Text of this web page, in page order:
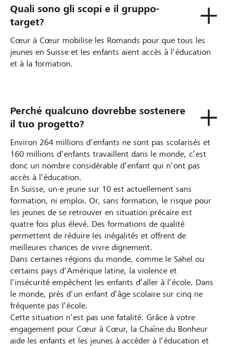
Quali sono gli scopi e il gruppo-
target?
Cœur à Cœur mobilise les Romands pour que tous les
jeunes en Suisse et les enfants aient accès à l’éducation
et à la formation.
Perché qualcuno dovrebbe sostenere
il tuo progetto?
Environ 264 millions d’enfants ne sont pas scolarisés et
160 millions d’enfants travaillent dans le monde, c’est
donc un nombre considérable d’enfant qui n’ont pas
accès à l’éducation.
En Suisse, un·e jeune sur 10 est actuellement sans
formation, ni emploi. Or, sans formation, le risque pour
les jeunes de se retrouver en situation précaire est
quatre fois plus élevé. Des formations de qualité
permettent de réduire les inégalités et offrent de
meilleures chances de vivre dignement.
Dans certaines régions du monde, comme le Sahel ou
certains pays d’Amérique latine, la violence et
l’insécurité empêchent les enfants d’aller à l’école. Dans
le monde, près d’un enfant d’âge scolaire sur cinq ne
fréquente pas l’école.
Cette situation n’est pas une fatalité. Grâce à votre
engagement pour Cœur à Cœur, la Chaîne du Bonheur
aide les enfants et les jeunes à accéder à l’éducation et